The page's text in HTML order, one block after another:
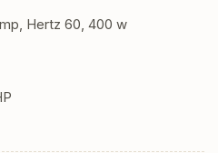
Hertz 60, 400 w